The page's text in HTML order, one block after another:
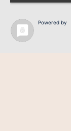
Powered by